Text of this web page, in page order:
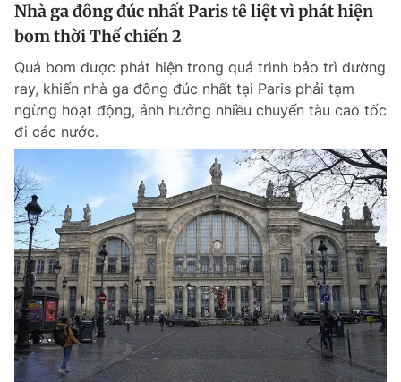
Nhà ga đông đúc nhất Paris tê liệt vì phát hiện
bom thời Thế chiến 2
Quả bom được phát hiện trong quá trình bảo trì đường
ray, khiến nhà ga đông đúc nhất tại Paris phải tạm
ngừng hoạt động, ảnh hưởng nhiều chuyến tàu cao tốc
đi các nước.